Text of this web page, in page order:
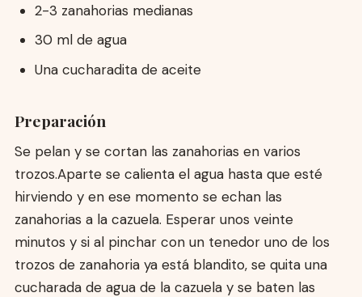
2-3 zanahorias medianas
30 ml de agua
Una cucharadita de aceite
Preparación
Se pelan y se cortan las zanahorias en varios
trozos.Aparte se calienta el agua hasta que esté
hirviendo y en ese momento se echan las
zanahorias a la cazuela. Esperar unos veinte
minutos y si al pinchar con un tenedor uno de los
trozos de zanahoria ya está blandito, se quita una
cucharada de agua de la cazuela y se baten las